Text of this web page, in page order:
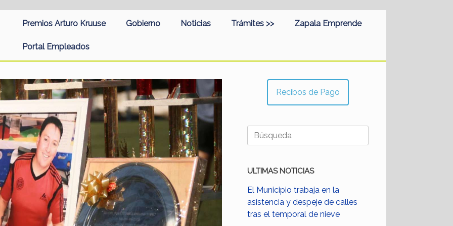
Premios Arturo Kruuse Gobierno Noticias Trámites >> Zapala Emprende
Portal Empleados
Recibos de Pago
Buscar:
ULTIMAS NOTICIAS
El Municipio trabaja en la
asistencia y despeje de calles
tras el temporal de nieve